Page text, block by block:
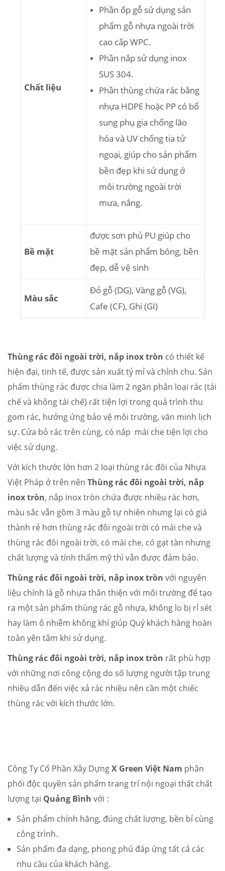
Chất liệu
Phần ốp gỗ sử dụng sản
phẩm gỗ nhựa ngoài trời
cao cấp WPC.
Phần nắp sử dụng inox
SUS 304.
Phần thùng chứa rác bằng
nhựa HDPE hoặc PP có bổ
sung phụ gia chống lão
hóa và UV chống tia tử
ngoại, giúp cho sản phẩm
bền đẹp khi sử dụng ở
môi trường ngoài trời
mưa, nắng.
Bề mặt
được sơn phủ PU giúp cho
bề mặt sản phẩm bóng, bền
đẹp, dễ vệ sinh
Màu sắc
Đỏ gỗ (DG), Vàng gỗ (VG),
Cafe (CF), Ghi (GI)
Thùng rác đôi ngoài trời, nắp inox tròn có thiết kế
hiện đại, tinh tế, được sản xuất tỷ mỉ và chỉnh chu. Sản
phẩm thùng rác được chia làm 2 ngăn phân loại rác (tái
chế và không tái chế) rất tiện lợi trong quá trình thu
gom rác, hưởng ứng bảo vệ môi trường, văn minh lịch
sự. Cửa bỏ rác trên cùng, có nắp mái che tiện lợi cho
việc sử dụng.
Với kích thước lớn hơn 2 loại thùng rác đôi của Nhựa
Việt Pháp ở trên nên Thùng rác đôi ngoài trời, nắp
inox tròn, nắp inox tròn chứa được nhiều rác hơn,
màu sắc vẫn gồm 3 màu gỗ tự nhiên nhưng lại có giá
thành rẻ hơn thùng rác đôi ngoài trời có mái che và
thùng rác đôi ngoài trời, có mái che, có gạt tàn nhưng
chất lượng và tính thẩm mỹ thì vẫn được đảm bảo.
Thùng rác đôi ngoài trời, nắp inox tròn với nguyên
liệu chính là gỗ nhựa thân thiện với môi trường để tạo
ra một sản phẩm thùng rác gỗ nhựa, không lo bị rỉ sét
hay làm ô nhiễm không khí giúp Quý khách hàng hoàn
toàn yên tâm khi sử dụng.
Thùng rác đôi ngoài trời, nắp inox tròn rất phù hợp
với những nơi công cộng do số lượng người tập trung
nhiều dẫn đến việc xả rác nhiều nên cần một chiếc
thùng rác với kích thước lớn.
Công Ty Cổ Phần Xây DựngX Green Việt Nam phân
phối độc quyền sản phẩm trang trí nội ngoại thất chất
lượng tại Quảng Bình với :
Sản phẩm chính hãng, đúng chất lượng, bền bỉ cùng
công trình.
Sản phẩm đa dạng, phong phú đáp ứng tất cả các
nhu cầu của khách hàng.